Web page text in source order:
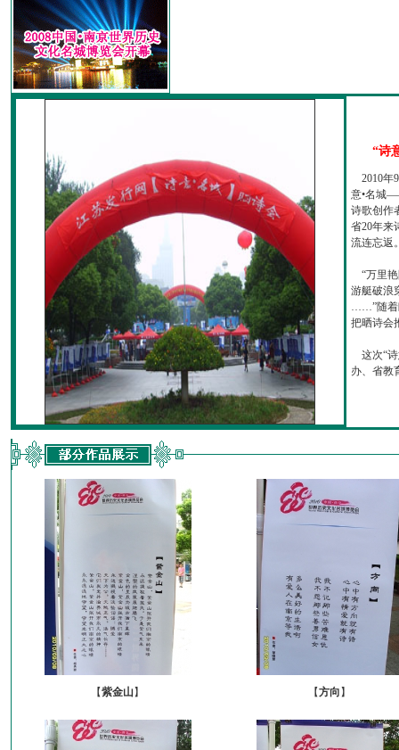
“诗
2010年
意•名城
诗歌创作
省20年来
流连忘返
“万里艳
游艇破浪
……”随着
把晒诗会
这次“诗
办、省教
【紫金山】 【方向 】